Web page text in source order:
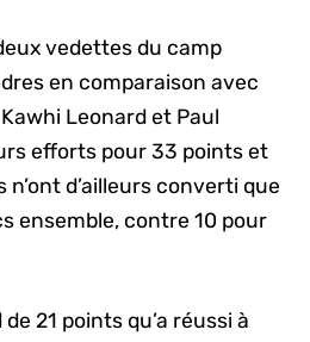
vedettes du camp
en comparaison avec
Leonard et Paul
efforts pour 33 points et
n’ont d’ailleurs converti que
ensemble, contre 10 pour
21 points qu’a réussi à